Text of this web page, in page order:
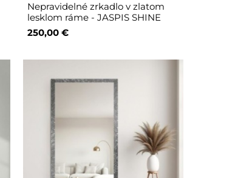
Nepravidelné zrkadlo v zlatom
lesklom ráme - JASPIS SHINE
250,00 €